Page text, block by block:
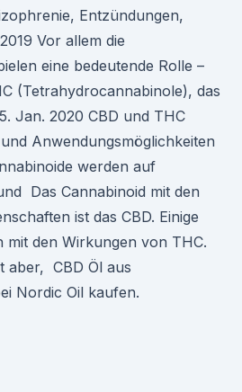
Entzündungen,
Vor allem die
eine bedeutende Rolle –
(Tetrahydrocannabinole), das
Jan. 2020 CBD und THC
Anwendungsmöglichkeiten
werden auf
Das Cannabinoid mit den
ist das CBD. Einige
mit den Wirkungen von THC.
aber, CBD Öl aus
Nordic Oil kaufen.